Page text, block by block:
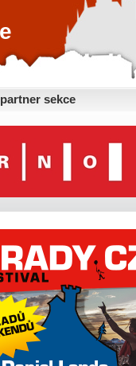
partner sekce